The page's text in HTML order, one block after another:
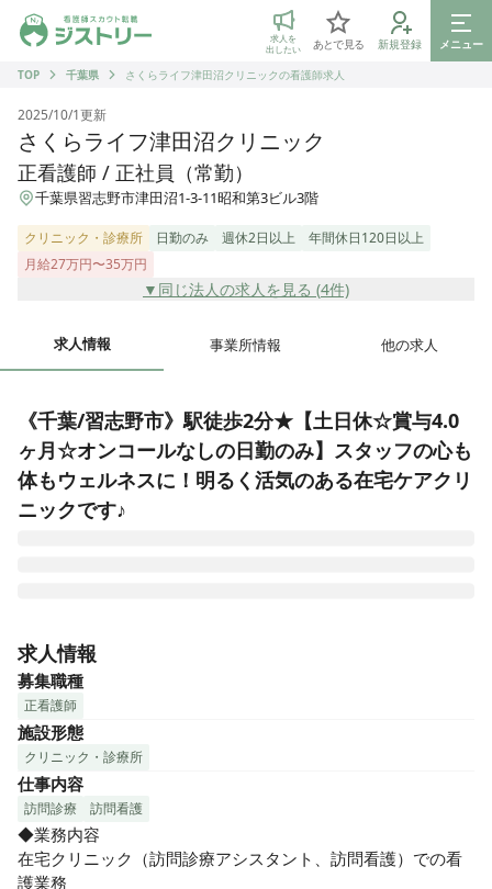
ジストリー 看護師の転職マッチング
求人を
出したい
あとで見る 新規登録
メニュー
TOP
千葉県 さくらライフ津田沼クリニックの看護師求人
2025/10/1更新
さくらライフ津田沼クリニック
正看護師 / 正社員（常勤）
千葉県習志野市津田沼1-3-11昭和第3ビル3階
クリニック・診療所 日勤のみ 週休2日以上
年間休日120日以上
月給27万円〜35万円
▼同じ法人の求人を見る (4件)
求人情報 事業所情報 他の求人
《千葉/習志野市》駅徒歩2分★【土日休☆賞与4.0
ヶ月☆オンコールなしの日勤のみ】スタッフの心も
体もウェルネスに！明るく活気のある在宅ケアクリ
ニックです♪
急コールセンターを含む）全6拠点を展開しています。24時
間365日体制で、緊急コール×緊急往診×緊急入院の対応をお
こなう機能強化型クリニック。（※オンコールはコールセン
ターで対応）
内科や整形外科などの疾患から認知症・精神疾患・末期がん
のターミナルまで幅広い方々へ対応し、地域の細かなニーズ
に寄り添い続けた医療を提供しております。
☆★さくらライフのおすすめポイント★☆
◎安心安定の運営体制！
さくらライフグループは全法人・全事業で黒字経営を継続。
求人情報
募集職種
正看護師
施設形態
クリニック・診療所
仕事内容
訪問診療 訪問看護
◆業務内容
在宅クリニック（訪問診療アシスタント、訪問看護）での看
護業務